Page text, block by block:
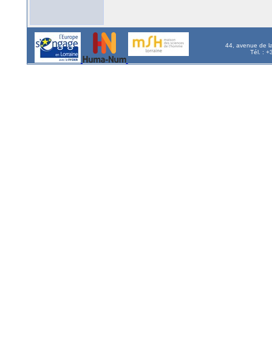
44, avenue de
Tél. :